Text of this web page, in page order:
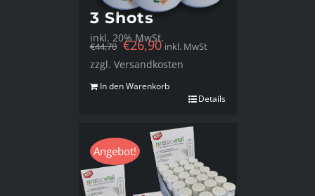
3 Shots
€44,70 €26,90 inkl. MwSt
inkl. 20% MwSt.
zzgl. Versandkosten
In den Warenkorb
Details
Angebot!